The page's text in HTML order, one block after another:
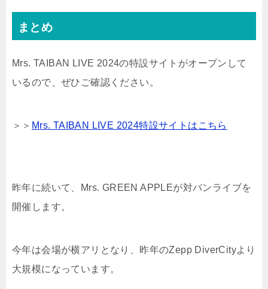
まとめ
Mrs. TAIBAN LIVE 2024の特設サイトがオープンして
いるので、ぜひご確認ください。
＞＞ Mrs. TAIBAN LIVE 2024特設サイトはこちら
昨年に続いて、Mrs. GREEN APPLEが対バンライブを
開催します。
今年は会場が横アリとなり、昨年のZepp DiverCityより
大規模になっています。